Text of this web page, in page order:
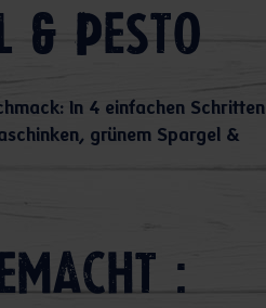
& Pesto
In 4 einfachen Schritten
grünem Spargel &
: